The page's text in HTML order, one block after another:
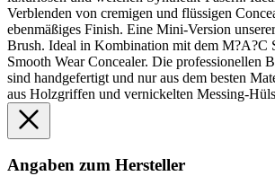
Verblenden von cremigen und flüssigen
ebenmäßiges Finish. Eine Mini-Version
Brush. Ideal in Kombination mit dem M?A?C
Smooth Wear Concealer. Die professionellen
sind handgefertigt und nur aus dem besten
aus Holzgriffen und vernickelten Messing-
Angaben zum Hersteller